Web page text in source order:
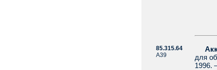
85.315.64
А39
для
1996.